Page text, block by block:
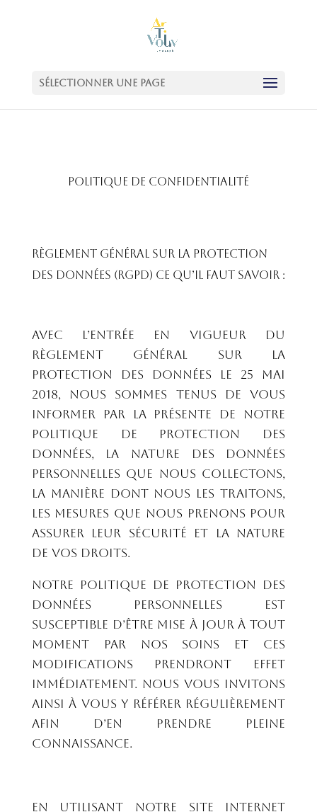
Sélectionner une page
Politique de confidentialité
Règlement général sur la protection
des données (RGPD) ce qu’il faut savoir :
Avec l’entrée en vigueur du
règlement général sur la
protection des données le 25 mai
2018, nous sommes tenus de vous
informer par la présente de notre
politique de protection des
données, la nature des données
personnelles que nous collectons,
la manière dont nous les traitons,
les mesures que nous prenons pour
assurer leur sécurité et la nature
de vos droits.
Notre Politique de protection des
données personnelles est
susceptible d’être mise à jour à tout
moment par nos soins et ces
modifications prendront effet
immédiatement. Nous vous invitons
ainsi à vous y référer régulièrement
afin d’en prendre pleine
connaissance.
En utilisant notre site internet